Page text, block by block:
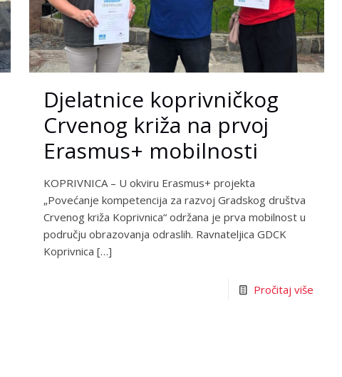
Djelatnice koprivničkog
Crvenog križa na prvoj
Erasmus+ mobilnosti
KOPRIVNICA – U okviru Erasmus+ projekta
„Povećanje kompetencija za razvoj Gradskog društva
Crvenog križa Koprivnica“ održana je prva mobilnost u
području obrazovanja odraslih. Ravnateljica GDCK
Koprivnica […]
Pročitaj više